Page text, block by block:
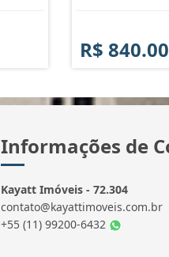
R$
Informações de
Kayatt Imóveis - 72.304
contato@kayattimoveis.com.br
+55 (11) 99200-6432